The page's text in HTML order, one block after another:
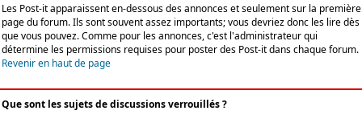
Les Post-it apparaissent en-dessous des annonces et seulement sur la première
page du forum. Ils sont souvent assez importants; vous devriez donc les lire dès
que vous pouvez. Comme pour les annonces, c'est l'administrateur qui
détermine les permissions requises pour poster des Post-it dans chaque forum.
Revenir en haut de page
Que sont les sujets de discussions verrouillés ?